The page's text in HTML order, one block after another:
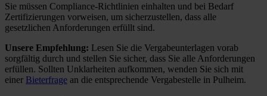
Sie müssen Compliance-Richtlinien einhalten und bei Bedarf
Zertifizierungen vorweisen, um sicherzustellen, dass alle
gesetzlichen Anforderungen erfüllt sind.
Unsere Empfehlung: Lesen Sie die Vergabeunterlagen vorab
sorgfältig durch und stellen Sie sicher, dass Sie alle Anforderungen
erfüllen. Sollten Unklarheiten aufkommen, wenden Sie sich mit
einer Bieterfrage an die entsprechende Vergabestelle in Pulheim.